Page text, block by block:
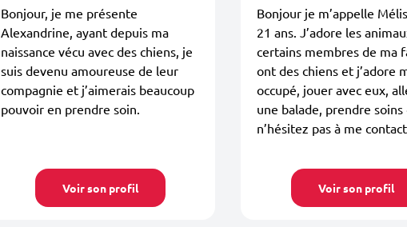
Bonjour, je me présente
Alexandrine, ayant depuis ma
naissance vécu avec des chiens, je
suis devenu amoureuse de leur
compagnie et j’aimerais beaucoup
pouvoir en prendre soin.
Voir son profil
Bonjour je m’appelle
21 ans. J’adore les
certains membres de ma
ont des chiens et j’adore
occupé, jouer avec eux,
une balade, prendre soins
n’hésitez pas à me
Voir son profil